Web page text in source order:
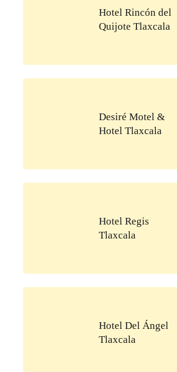
Hotel Rincón del
Quijote Tlaxcala
Desiré Motel &
Hotel Tlaxcala
Hotel Regis
Tlaxcala
Hotel Del Ángel
Tlaxcala